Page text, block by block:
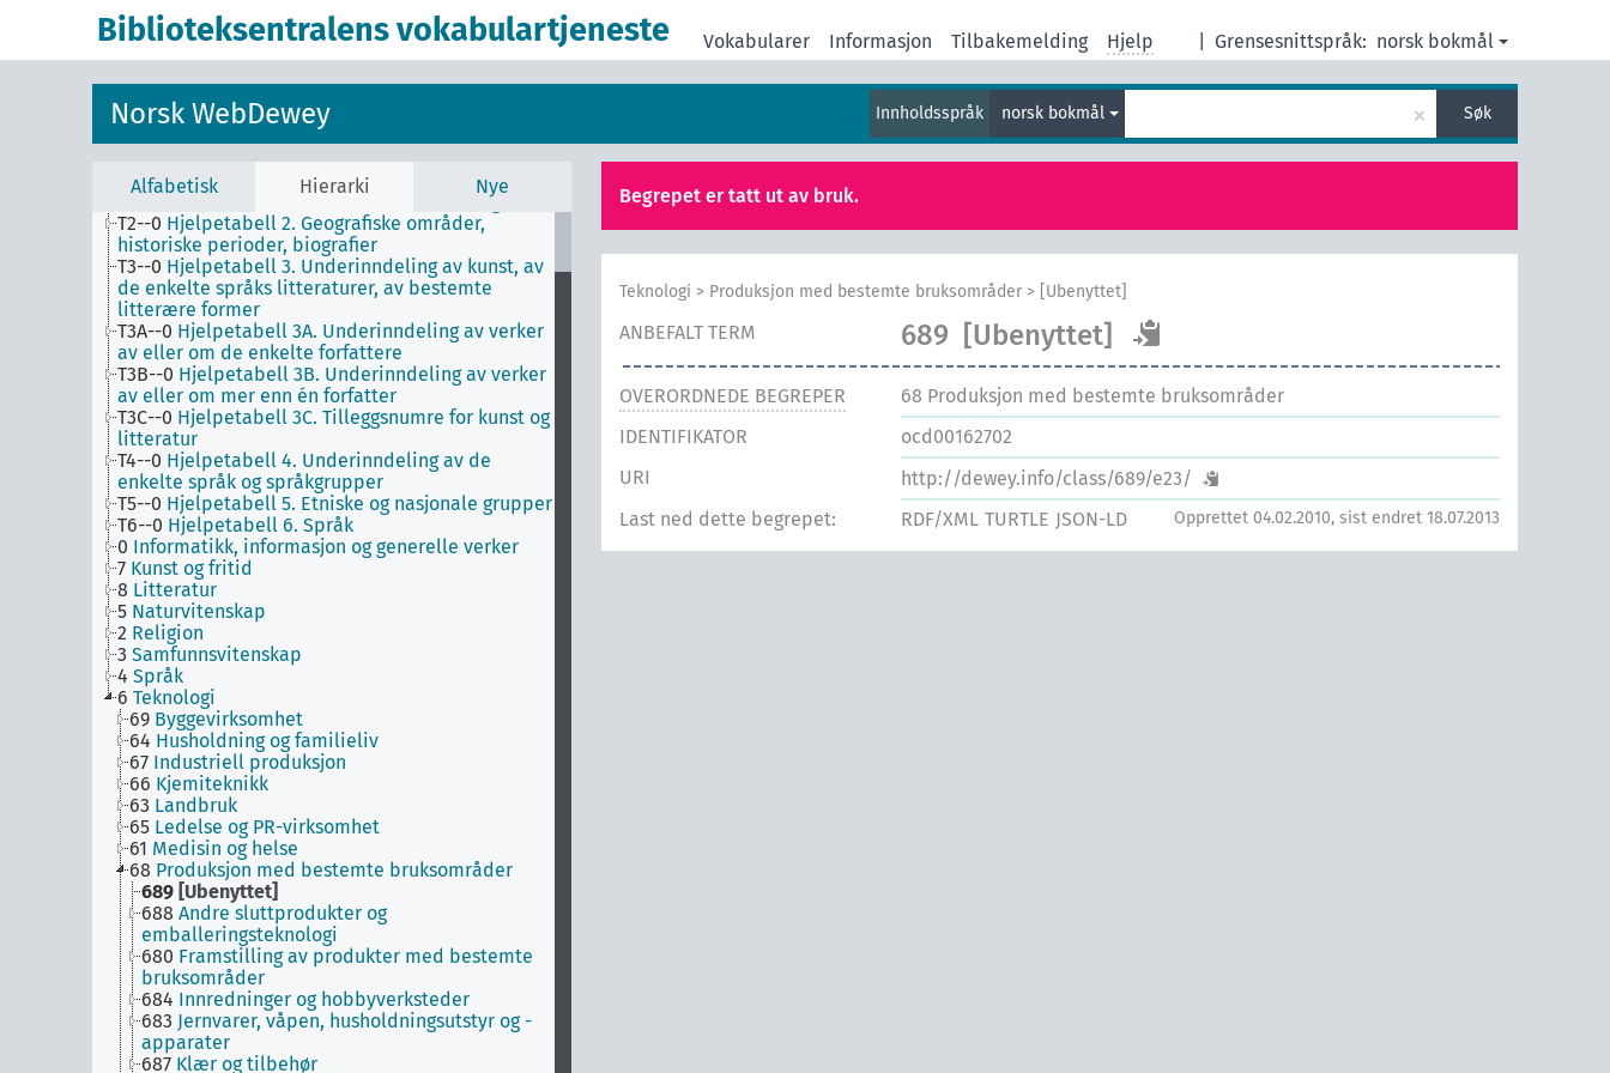
Biblioteksentralens vokabulartjeneste Grensesnittspråk: norsk bokmål
Vokabularer Informasjon Tilbakemelding Hjelp
Norsk WebDewey Innholdsspråk norsk bokmål × Søk
Alfabetisk Hierarki Nye
Filosofi og psykologi
Historie og geografi
Hjelpetabell 1. Generell forminndeling
T2--0 Hjelpetabell 2. Geografiske områder,
historiske perioder, biografier
T3--0 Hjelpetabell 3. Underinndeling av kunst, av
de enkelte språks litteraturer, av bestemte
litterære former
T3A--0 Hjelpetabell 3A. Underinndeling av verker
av eller om de enkelte forfattere
T3B--0 Hjelpetabell 3B. Underinndeling av verker
av eller om mer enn én forfatter
T3C--0 Hjelpetabell 3C. Tilleggsnumre for kunst og
litteratur
T4--0 Hjelpetabell 4. Underinndeling av de
enkelte språk og språkgrupper
T5--0 Hjelpetabell 5. Etniske og nasjonale grupper
T6--0 Hjelpetabell 6. Språk
0 Informatikk, informasjon og generelle verker
7 Kunst og fritid
8 Litteratur
5 Naturvitenskap
2 Religion
3 Samfunnsvitenskap
4 Språk
6 Teknologi
69 Byggevirksomhet
64 Husholdning og familieliv
67 Industriell produksjon
66 Kjemiteknikk
63 Landbruk
65 Ledelse og PR-virksomhet
61 Medisin og helse
68 Produksjon med bestemte bruksområder
689 [Ubenyttet]
688 Andre sluttprodukter og
emballeringsteknologi
680 Framstilling av produkter med bestemte
bruksområder
684 Innredninger og hobbyverksteder
683 Jernvarer, våpen, husholdningsutstyr og -
apparater
687 Klær og tilbehør
Begrepet er tatt ut av bruk.
Teknologi > Produksjon med bestemte bruksområder > [Ubenyttet]
ANBEFALT TERM 689 [Ubenyttet]
OVERORDNEDE BEGREPER 68 Produksjon med bestemte bruksområder
IDENTIFIKATOR
ocd00162702
URI
http://dewey.info/class/689/e23/
Last ned dette begrepet:
RDF/XML TURTLE JSON-LD Opprettet 04.02.2010, sist endret 18.07.2013